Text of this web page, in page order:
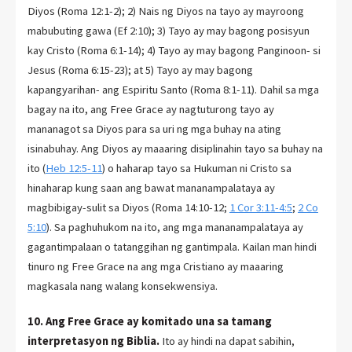
Diyos (Roma 12:1-2); 2) Nais ng Diyos na tayo ay mayroong
mabubuting gawa (Ef 2:10); 3) Tayo ay may bagong posisyun
kay Cristo (Roma 6:1-14); 4) Tayo ay may bagong Panginoon- si
Jesus (Roma 6:15-23); at 5) Tayo ay may bagong
kapangyarihan- ang Espiritu Santo (Roma 8:1-11). Dahil sa mga
bagay na ito, ang Free Grace ay nagtuturong tayo ay
mananagot sa Diyos para sa uri ng mga buhay na ating
isinabuhay. Ang Diyos ay maaaring disiplinahin tayo sa buhay na
ito (Heb 12:5-11) o haharap tayo sa Hukuman ni Cristo sa
hinaharap kung saan ang bawat mananampalataya ay
magbibigay-sulit sa Diyos (Roma 14:10-12; 1 Cor 3:11-4:5; 2 Co
5:10). Sa paghuhukom na ito, ang mga mananampalataya ay
gagantimpalaan o tatanggihan ng gantimpala. Kailan man hindi
tinuro ng Free Grace na ang mga Cristiano ay maaaring
magkasala nang walang konsekwensiya.
10. Ang Free Grace ay komitado una sa tamang
interpretasyon ng Biblia. Ito ay hindi na dapat sabihin,